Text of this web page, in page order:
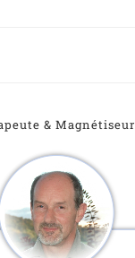
& Magnétiseur